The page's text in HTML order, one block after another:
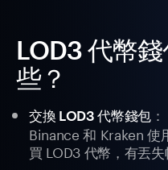
LOD3 代幣
些？
交換 LOD3 代幣錢包：
Binance 和 Kraken 使
買 LOD3 代幣，有丟失